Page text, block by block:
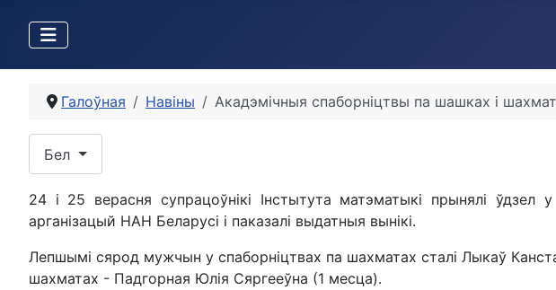
Галоўная Навіны Акадэмічныя спаборніцтвы па шашках і
Бел
24 і 25 верасня супрацоўнікі Інстытута матэматыкі прынялі
арганізацый НАН Беларусі і паказалі выдатныя вынікі.
Лепшымі сярод мужчын у спаборніцтвах па шахматах сталі Лыкаў
шахматах - Падгорная Юлія Сяргееўна (1 месца).